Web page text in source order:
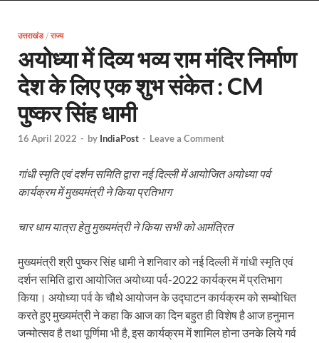
Bharat Tex 2026: टेक्सटाइल निवेश के प्रमुख गंतव्य के
Shri Ram Mandir: श्रीराम मंदिर चढ़ावा चोरी के
CM Yogi Barabanki Visit: मुख्यमंत्री योगी आदित्यनाथ
Lok Sanvardhan Parva: देहरादून में मुख्यमंत्री पुष्कर सिंह
Shri Kashi Vishwanath Mandir: उत्तरकाशी में CM
Dr.Teejan Bai: विश्वविख्यात पंडवानी गायिका, पद्म
Khatipura Mega Coach Care Terminal: खातीपुरा में
Sundarpura Railway Station: खाटू श्याम जी के भक्तो
उत्तराखंड/ राज्य
अयोध्या में दिव्य भव्य राम मंदिर निर्माण
देश के लिए एक शुभ संकेत : CM
पुष्कर सिंह धामी
16 April 2022 - by IndiaPost - Leave a Comment
गांधी स्मृति एवं दर्शन समिति द्वारा नई दिल्ली में आयोजित अयोध्या पर्व
कार्यक्रम में मुख्यमंत्री ने किया प्रतिभाग
चार धाम यात्रा हेतु मुख्यमंत्री ने किया सभी को आमंत्रित
मुख्यमंत्री श्री पुष्कर सिंह धामी ने शनिवार को नई दिल्ली में गांधी स्मृति एवं
दर्शन समिति द्वारा आयोजित अयोध्या पर्व-2022 कार्यक्रम में प्रतिभाग
किया। अयोध्या पर्व के चौथे आयोजन के उद्घाटन कार्यक्रम को सम्बोधित
करते हुए मुख्यमंत्री ने कहा कि आज का दिन बहुत ही विशेष है आज हनुमान
जन्मोत्सव है तथा पूर्णिमा भी है, इस कार्यक्रम में शामिल होना उनके लिये गर्व